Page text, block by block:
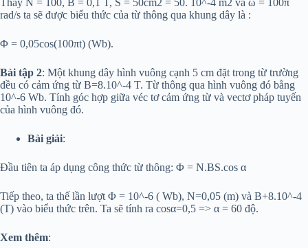
Thay N = 100, B = 0,1 T, S = 50cm2 = 50. 10^-4 m2 và ω = 100π
rad/s ta sẽ được biểu thức của từ thông qua khung dây là :
Φ = 0,05cos(100πt) (Wb).
Bài tập 2: Một khung dây hình vuông cạnh 5 cm đặt trong từ trường
đều có cảm ứng từ B=8.10^-4 T. Từ thông qua hình vuông đó bằng
10^-6 Wb. Tính góc hợp giữa véc tơ cảm ứng từ và vectơ pháp tuyến
của hình vuông đó.
Bài giải:
Đầu tiên ta áp dụng công thức từ thông: Φ = N.BS.cos α
Tiếp theo, ta thế lần lượt Φ = 10^-6 ( Wb), N=0,05 (m) và B+8.10^-4
(T) vào biểu thức trên. Ta sẽ tính ra cosα=0,5 => α = 60 độ.
Xem thêm: